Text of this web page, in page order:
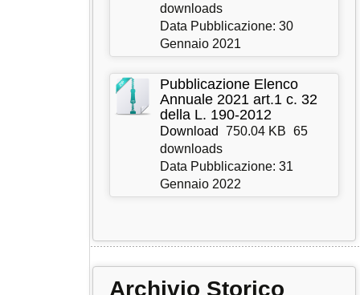
downloads
Data Pubblicazione: 30
Gennaio 2021
Pubblicazione Elenco
Annuale 2021 art.1 c. 32
della L. 190-2012
Download 750.04 KB 65
downloads
Data Pubblicazione: 31
Gennaio 2022
Archivio Storico